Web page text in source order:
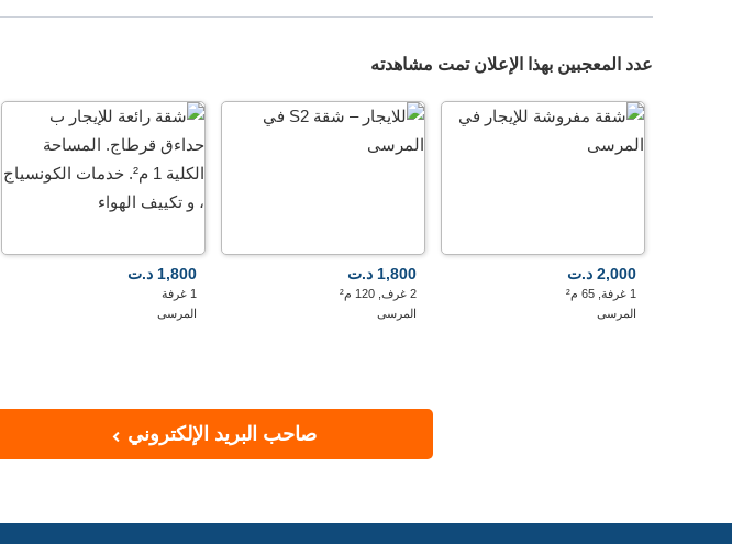
عدد المعجبين بهذا الإعلان تمت مشاهدته
2,000 د.ت
1 غرفة, 65 م²
المرسى
1,800 د.ت
2 غرف, 120 م²
المرسى
1,800 د.ت
1 غرفة
المرسى
صاحب البريد الإلكتروني